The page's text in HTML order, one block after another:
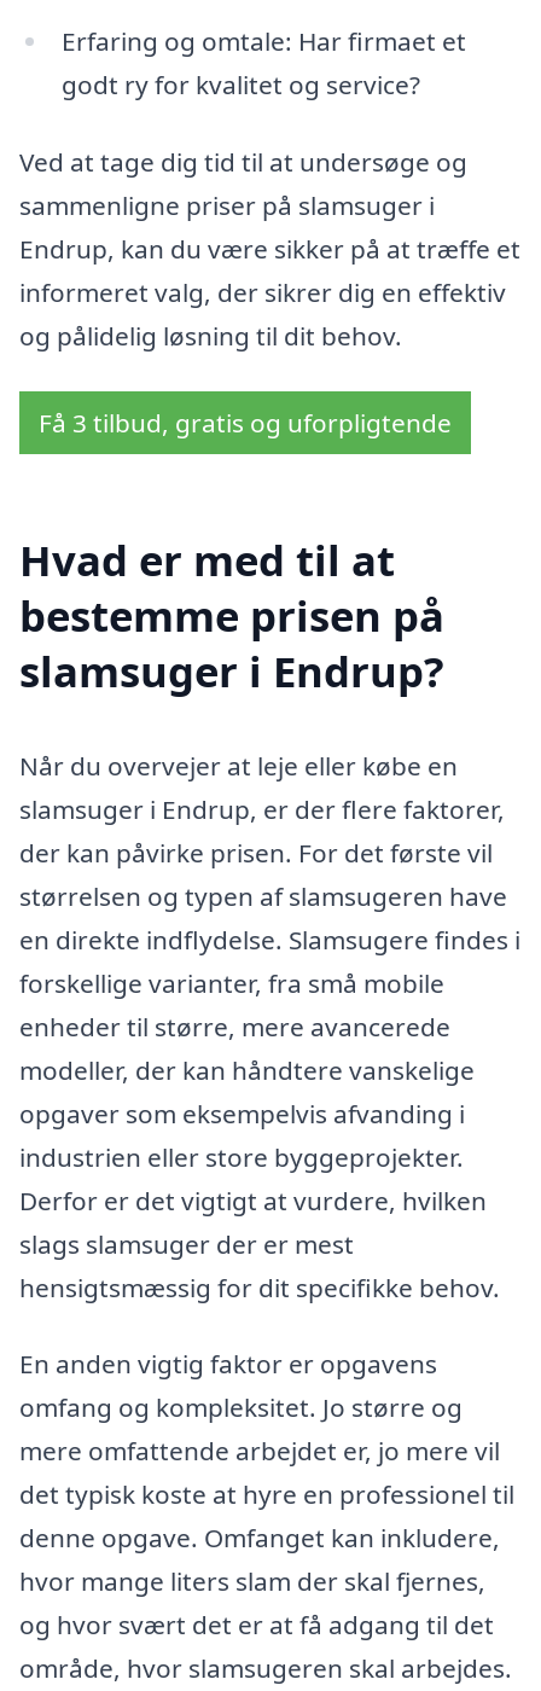
Erfaring og omtale: Har firmaet et
godt ry for kvalitet og service?
Ved at tage dig tid til at undersøge og
sammenligne priser på slamsuger i
Endrup, kan du være sikker på at træffe et
informeret valg, der sikrer dig en effektiv
og pålidelig løsning til dit behov.
Få 3 tilbud, gratis og uforpligtende
Hvad er med til at
bestemme prisen på
slamsuger i Endrup?
Når du overvejer at leje eller købe en
slamsuger i Endrup, er der flere faktorer,
der kan påvirke prisen. For det første vil
størrelsen og typen af slamsugeren have
en direkte indflydelse. Slamsugere findes i
forskellige varianter, fra små mobile
enheder til større, mere avancerede
modeller, der kan håndtere vanskelige
opgaver som eksempelvis afvanding i
industrien eller store byggeprojekter.
Derfor er det vigtigt at vurdere, hvilken
slags slamsuger der er mest
hensigtsmæssig for dit specifikke behov.
En anden vigtig faktor er opgavens
omfang og kompleksitet. Jo større og
mere omfattende arbejdet er, jo mere vil
det typisk koste at hyre en professionel til
denne opgave. Omfanget kan inkludere,
hvor mange liters slam der skal fjernes,
og hvor svært det er at få adgang til det
område, hvor slamsugeren skal arbejdes.